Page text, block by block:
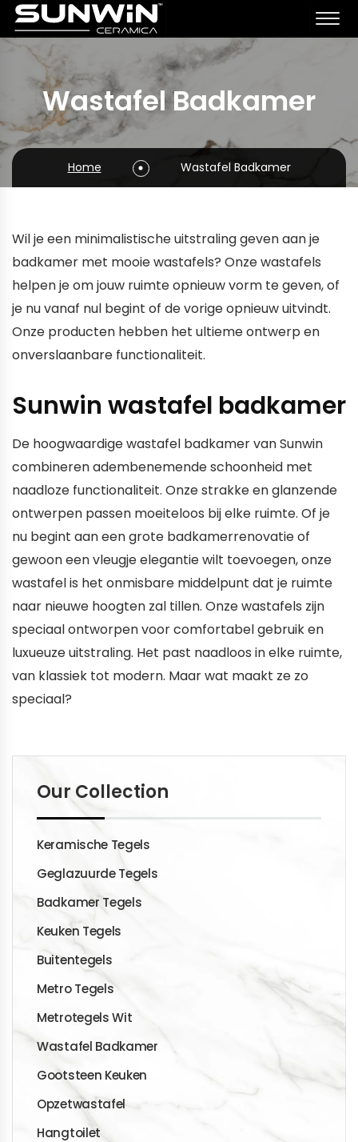
Wastafel Badkamer
Home Wastafel Badkamer
Wil je een minimalistische uitstraling geven aan je
badkamer met mooie wastafels? Onze wastafels
helpen je om jouw ruimte opnieuw vorm te geven, of
je nu vanaf nul begint of de vorige opnieuw uitvindt.
Onze producten hebben het ultieme ontwerp en
onverslaanbare functionaliteit.
Sunwin wastafel badkamer
De hoogwaardige wastafel badkamer van Sunwin
combineren adembenemende schoonheid met
naadloze functionaliteit. Onze strakke en glanzende
ontwerpen passen moeiteloos bij elke ruimte. Of je
nu begint aan een grote badkamerrenovatie of
gewoon een vleugje elegantie wilt toevoegen, onze
wastafel is het onmisbare middelpunt dat je ruimte
naar nieuwe hoogten zal tillen. Onze wastafels zijn
speciaal ontworpen voor comfortabel gebruik en
luxueuze uitstraling. Het past naadloos in elke ruimte,
van klassiek tot modern. Maar wat maakt ze zo
speciaal?
Our Collection
Keramische Tegels
Geglazuurde Tegels
Badkamer Tegels
Keuken Tegels
Buitentegels
Metro Tegels
Metrotegels Wit
Wastafel Badkamer
Gootsteen Keuken
Opzetwastafel
Hangtoilet